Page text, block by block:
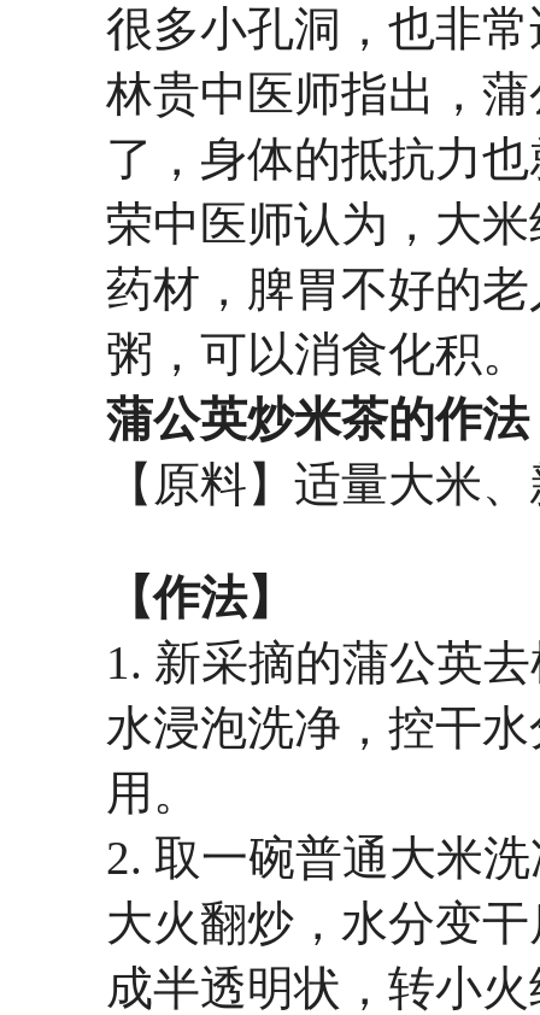
很多小孔洞，也非
林贵中医师指出，
了，身体的抵抗力
荣中医师认为，大
药材，脾胃不好的
粥，可以消食化积。
蒲公英炒米茶的作法
【原料】适量大米
【作法】
1. 新采摘的蒲公英
水浸泡洗净，控干
用。
2. 取一碗普通大米
大火翻炒，水分变
成半透明状，转小